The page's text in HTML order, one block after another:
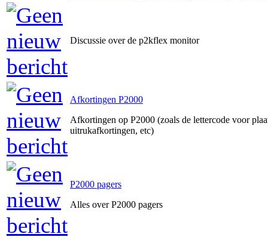
Discussie over de p2kflex monitor
Afkortingen P2000
Afkortingen op P2000 (zoals de lettercode voor
uitrukafkortingen, etc)
P2000 pagers
Alles over P2000 pagers